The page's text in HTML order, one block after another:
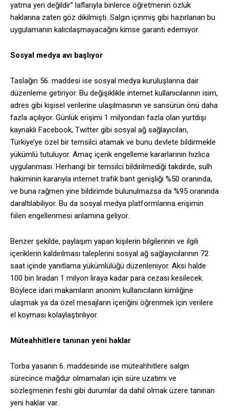
yatma yeri değildir” laflarıyla binlerce öğretmenin özlük
haklarına zaten göz dikilmişti. Salgın içinmiş gibi hazırlanan bu
uygulamanın kalıcılaşmayacağını kimse garanti edemiyor.
Sosyal medya avı başlıyor
Taslağın 56. maddesi ise sosyal medya kuruluşlarına dair
düzenleme getiriyor. Bu değişiklikle internet kullanıcılarının isim,
adres gibi kişisel verilerine ulaşılmasının ve sansürün önü daha
fazla açılıyor. Günlük erişimi 1 milyondan fazla olan yurtdışı
kaynaklı Facebook, Twitter gibi sosyal ağ sağlayıcıları,
Türkiye’ye özel bir temsilci atamak ve bunu devlete bildirmekle
yükümlü tutuluyor. Amaç içerik engelleme kararlarının hızlıca
uygulanması. Herhangi bir temsilci bildirilmediği takdirde, sulh
hakiminin kararıyla internet trafik bant genişliği %50 oranında,
ve buna rağmen yine bildirimde bulunulmazsa da %95 oranında
daraltılabiliyor. Bu da sosyal medya platformlarına erişimin
fiilen engellenmesi anlamına geliyor.
Benzer şekilde, paylaşım yapan kişilerin bilgilerinin ve ilgili
içeriklerin kaldırılması taleplerini sosyal ağ sağlayıcılarının 72
saat içinde yanıtlama yükümlülüğü düzenleniyor. Aksi halde
100 bin liradan 1 milyon liraya kadar para cezası kesilecek.
Böylece idari makamların anonim kullanıcıların kimliğine
ulaşmak ya da özel mesajların içeriğini öğrenmek için verilere
el koyması kolaylaştırılıyor.
Müteahhitlere tanınan yeni haklar
Torba yasanın 6. maddesinde ise müteahhitlere salgın
sürecince mağdur olmamaları için süre uzatımı ve
sözleşmenin feshi gibi durumlar da dahil olmak üzere tanınan
yeni haklar var.